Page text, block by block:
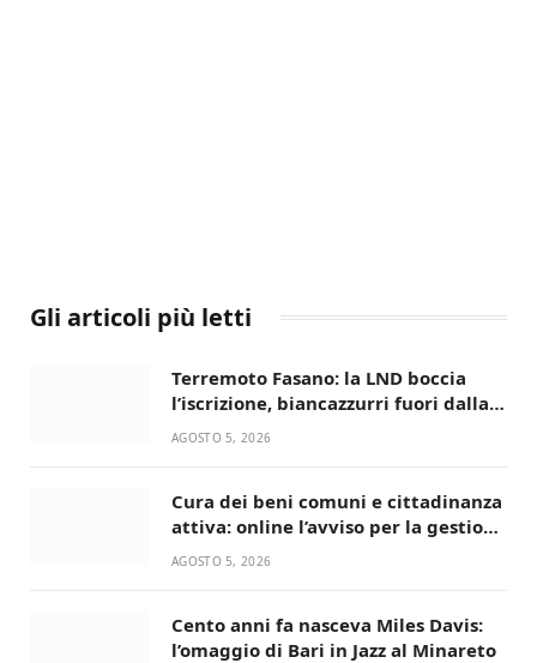
Gli articoli più letti
Terremoto Fasano: la LND boccia
l’iscrizione, biancazzurri fuori dalla
Serie D
AGOSTO 5, 2026
Cura dei beni comuni e cittadinanza
attiva: online l’avviso per la gestione
condivisa della Villetta di Laureto
AGOSTO 5, 2026
Cento anni fa nasceva Miles Davis:
l’omaggio di Bari in Jazz al Minareto